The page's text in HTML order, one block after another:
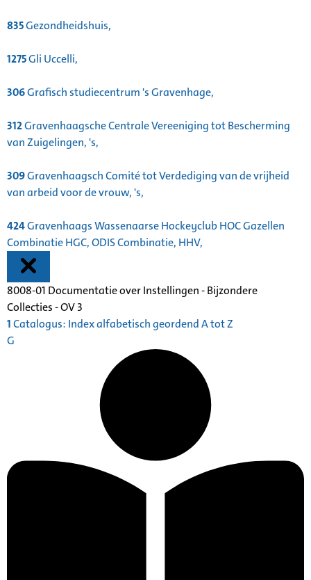
835Gezondheidshuis,
1275Gli Uccelli,
306Grafisch studiecentrum 's Gravenhage,
312Gravenhaagsche Centrale Vereeniging tot Bescherming
van Zuigelingen, 's,
309Gravenhaagsch Comité tot Verdediging van de vrijheid
van arbeid voor de vrouw, 's,
424Gravenhaags Wassenaarse Hockeyclub HOC Gazellen
Combinatie HGC, ODIS Combinatie, HHV,
8008-01 Documentatie over Instellingen - Bijzondere
Collecties - OV 3
1Catalogus: Index alfabetisch geordend A tot Z
G